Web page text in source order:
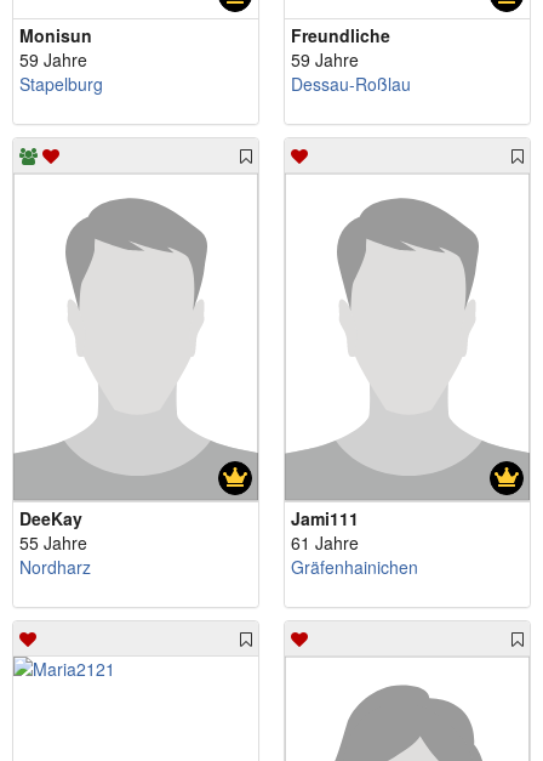
Monisun
59 Jahre
Stapelburg
Freundliche
59 Jahre
Dessau-Roßlau
DeeKay
55 Jahre
Nordharz
Jami111
61 Jahre
Gräfenhainichen